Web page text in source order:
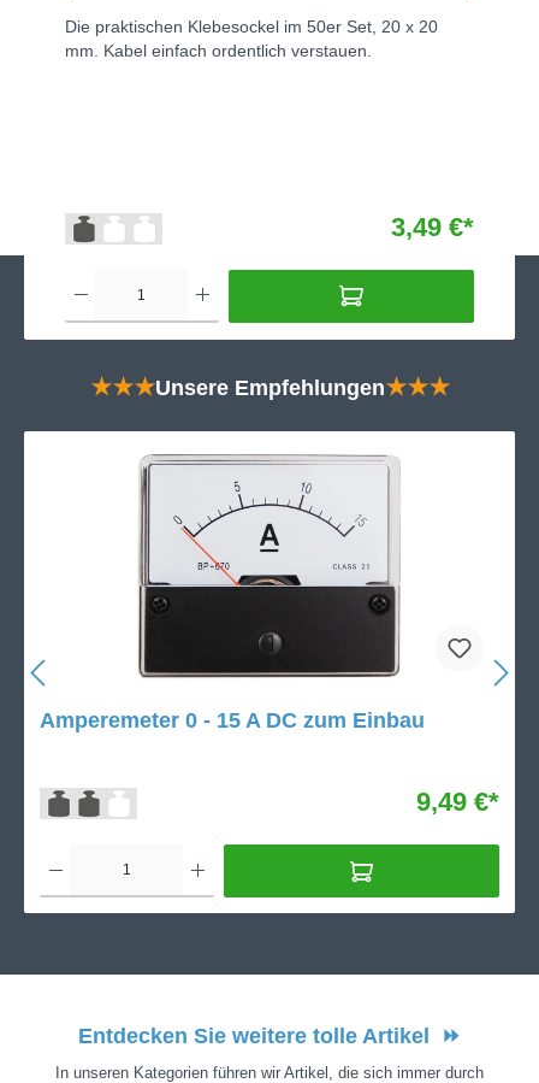
Die praktischen Klebesockel im 50er Set, 20 x 20
mm. Kabel einfach ordentlich verstauen.
3,49 €*
★★★Unsere Empfehlungen★★★
Amperemeter 0 - 15 A DC zum Einbau
9,49 €*
Entdecken Sie weitere tolle Artikel ⏩
In unseren Kategorien führen wir Artikel, die sich immer durch